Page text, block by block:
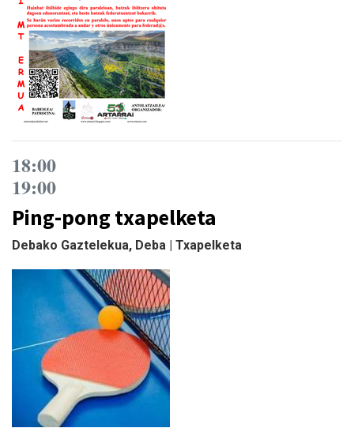
18:00
19:00
Ping-pong txapelketa
Debako Gaztelekua, Deba | Txapelketa